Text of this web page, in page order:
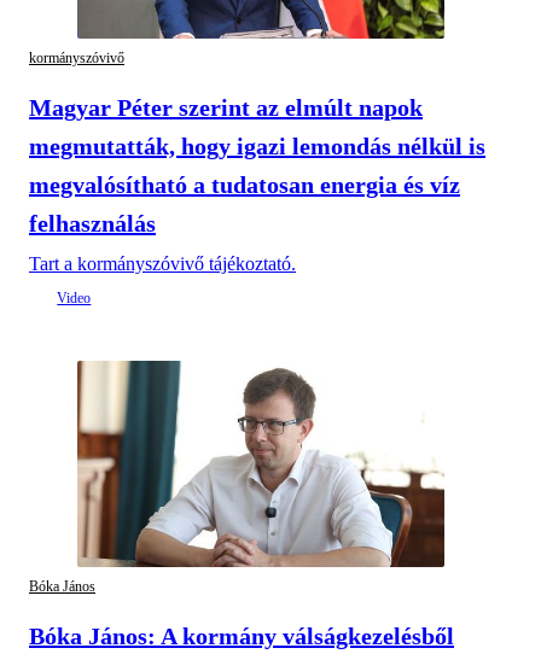
kormányszóvivő
Magyar Péter szerint az elmúlt napok
megmutatták, hogy igazi lemondás nélkül is
megvalósítható a tudatosan energia és víz
felhasználás
Tart a kormányszóvivő tájékoztató.
Bóka János
Bóka János: A kormány válságkezelésből